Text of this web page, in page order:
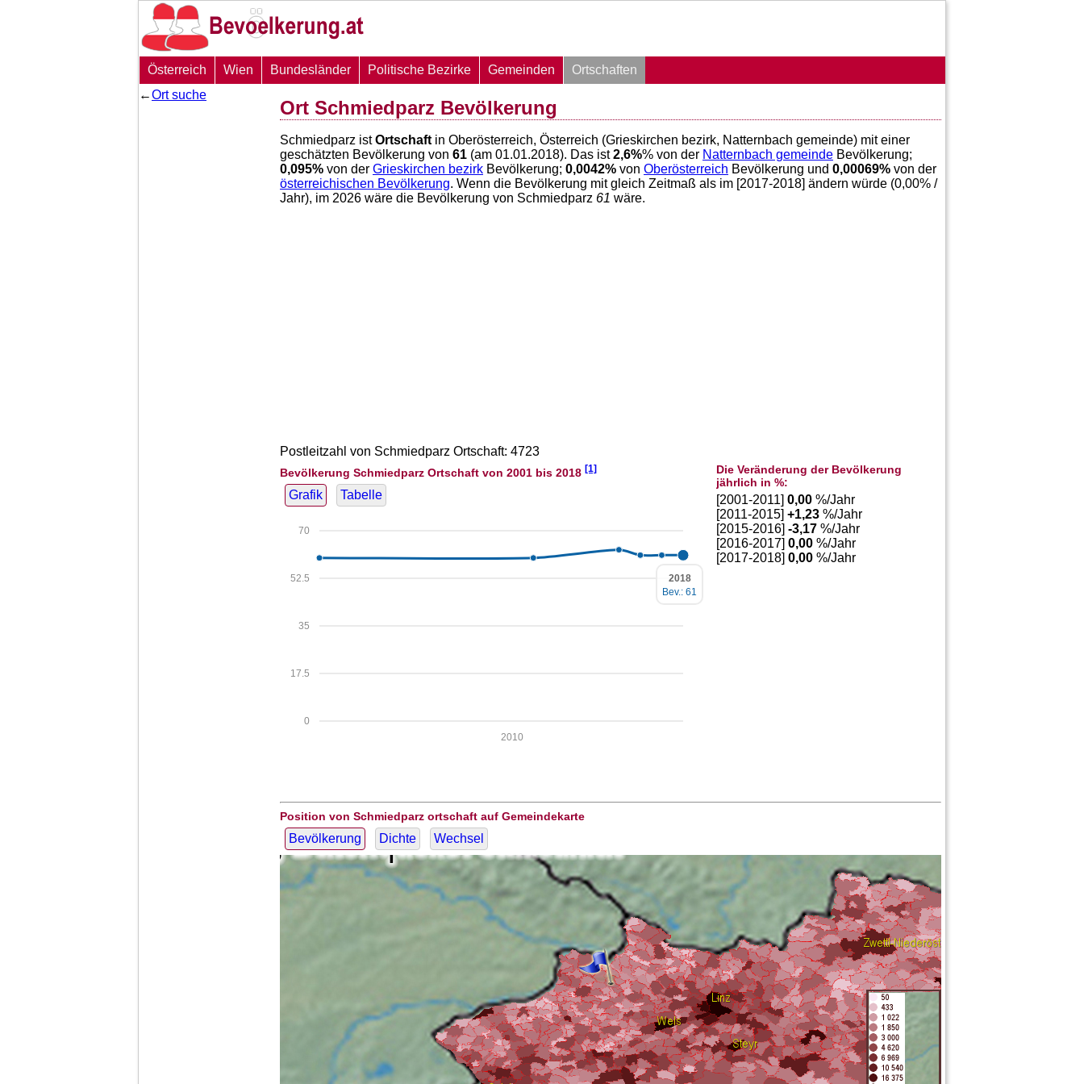
Österreich Wien Bundesländer Politische Bezirke Gemeinden
Ortschaften
←Ort suche
Ort Schmiedparz Bevölkerung
Schmiedparz istOrtschaft in Oberösterreich, Österreich (Grieskirchen bezirk, Natternbach gemeinde) mit einer
geschätzten Bevölkerung von 61 (am 01.01.2018). Das ist2,6%% von der Natternbach gemeinde Bevölkerung;
0,095% von der Grieskirchen bezirk Bevölkerung; 0,0042% von Oberösterreich Bevölkerung und 0,00069% von der
österreichischen Bevölkerung. Wenn die Bevölkerung mit gleich Zeitmaß als im [2017-2018] ändern würde (0,00% /
Jahr), im 2026 wäre die Bevölkerung von Schmiedparz 61 wäre.
Postleitzahl von Schmiedparz Ortschaft: 4723
Bevölkerung Schmiedparz Ortschaft von 2001 bis 2018 [1]
Grafik Tabelle
0
17.5
35
52.5
70
2010
2018
Bev.: 61
Die Veränderung der Bevölkerung
jährlich in %:
[2001-2011]0,00 %/Jahr
[2011-2015]+1,23 %/Jahr
[2015-2016]-3,17 %/Jahr
[2016-2017]0,00 %/Jahr
[2017-2018]0,00 %/Jahr
Position von Schmiedparz ortschaft auf Gemeindekarte
Bevölkerung Dichte Wechsel